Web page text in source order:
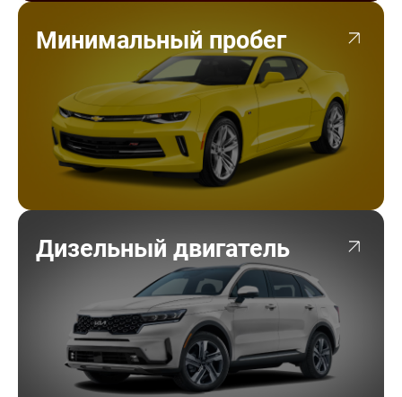
Минимальный пробег
Дизельный двигатель